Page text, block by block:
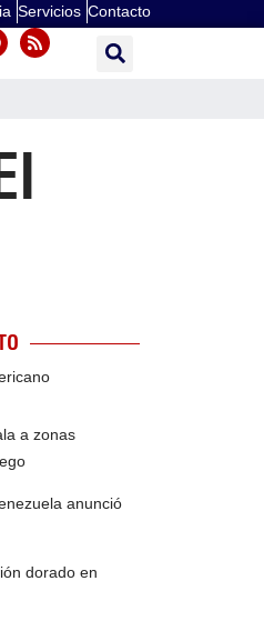
Servicios Contacto
a zonas
anunció
dorado en